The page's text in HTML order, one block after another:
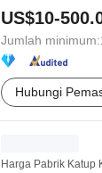
US$10-
Jumlah minimum:
Hubungi
Harga Pabrik Katup